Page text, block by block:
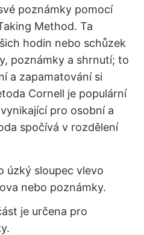
poznámky pomocí
Method. Ta
hodin nebo schůzek
poznámky a shrnutí; to
a zapamatování si
Cornell je populární
pro osobní a
spočívá v rozdělení
úzký sloupec vlevo
nebo poznámky.
je určena pro